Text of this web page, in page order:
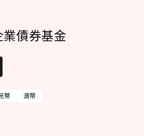
債券基金
幣
澳幣